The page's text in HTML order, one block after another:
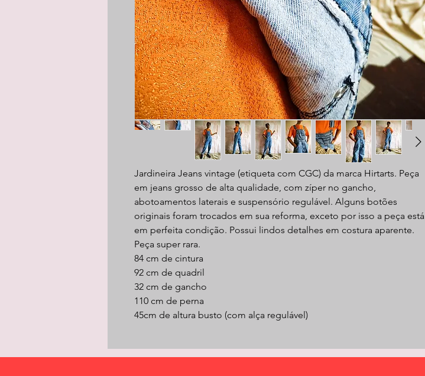
Jardineira Jeans vintage (etiqueta com CGC) da marca Hirtarts. Peça
em jeans grosso de alta qualidade, com zíper no gancho,
abotoamentos laterais e suspensório regulável. Alguns botões
originais foram trocados em sua reforma, exceto por isso a peça está
em perfeita condição. Possui lindos detalhes em costura aparente.
Peça super rara.
84 cm de cintura
92 cm de quadril
32 cm de gancho
110 cm de perna
45cm de altura busto (com alça regulável)